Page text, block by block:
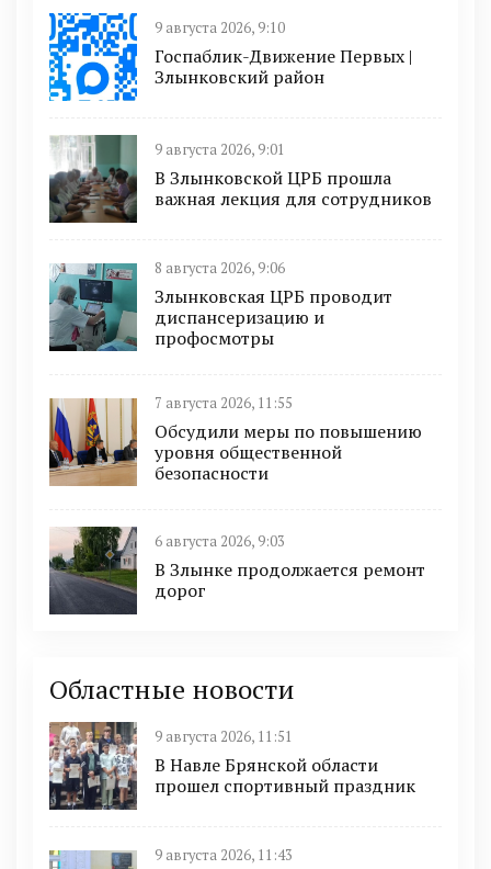
9 августа 2026, 9:10
Госпаблик-Движение Первых |
Злынковский район
9 августа 2026, 9:01
В Злынковской ЦРБ прошла
важная лекция для сотрудников
8 августа 2026, 9:06
Злынковская ЦРБ проводит
диспансеризацию и
профосмотры
7 августа 2026, 11:55
Обсудили меры по повышению
уровня общественной
безопасности
6 августа 2026, 9:03
В Злынке продолжается ремонт
дорог
Областные новости
9 августа 2026, 11:51
В Навле Брянской области
прошел спортивный праздник
9 августа 2026, 11:43